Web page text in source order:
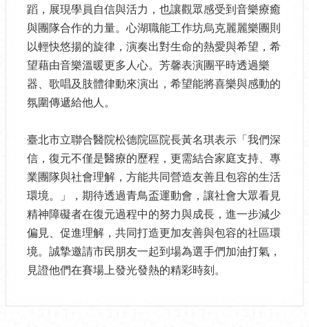
蹈，展現學員自信與活力，也讓觀眾感受到音樂療癒
與團隊合作的力量。心湖職能工作坊烏克麗麗樂團則
以輕快悠揚的旋律，演奏出對生命的熱愛與希望，希
望藉由音樂溫暖更多人心。芳馨表演團平時透過樂
器、歌唱及肢體律動來演出，希望能將喜樂與感動的
氛圍傳遞給他人。
臺北市立聯合醫院松德院區院長黃名琪表示「我們深
信，復元不僅是醫療的歷程，更需結合家庭支持、專
業團隊與社會理解，方能共同營造友善且包容的生活
環境。」，期待透過青鳥盃運動會，讓社會大眾看見
精神障礙者在復元過程中的努力與成長，進一步減少
偏見、促進理解，共同打造更加友善與包容的社區環
境。誠摯邀請市民朋友一起到場為選手們加油打氣，
見證他們在賽場上發光發熱的精彩時刻。